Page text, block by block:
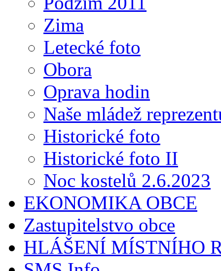
Zima
Letecké foto
Obora
Oprava hodin
Naše mládež
Historické foto
Historické foto II
Noc kostelů 2.6.2023
EKONOMIKA OBCE
Zastupitelstvo obce
HLÁŠENÍ MÍSTNÍHO